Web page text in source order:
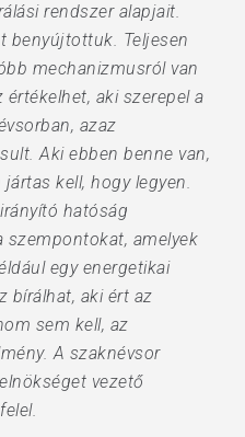
rendszer alap­jait.
benyújtottuk. Teljesen
mechanizmusról van
aki szerepel a
azaz
Aki ebben benne van,
kell, hogy legyen.
hatóság
szempontokat, amelyek
egy energetikai
bírálhat, aki ért az
sem kell, az
A szaknévsor
vezető